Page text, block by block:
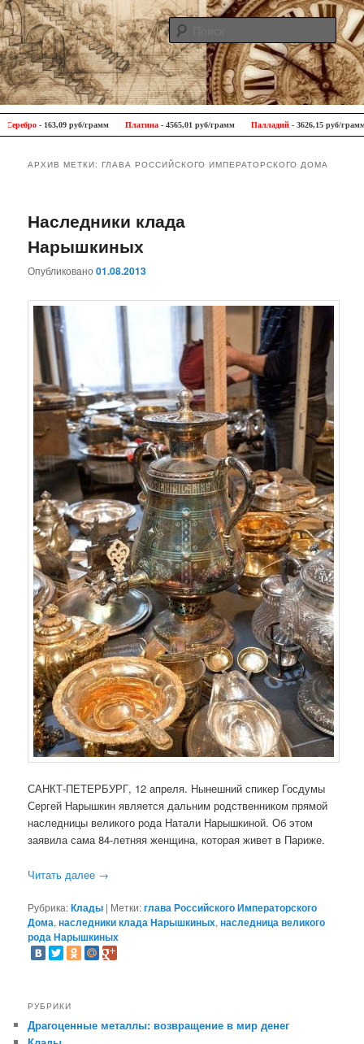
Antique Trip
Главное меню
Перейти к основному содержимому
Перейти к дополнительному содержимому
- 163,09 руб/грамм Платина- 4565,01 руб/грамм Палладий- 3626,15 руб/грамм
АРХИВ МЕТКИ:ГЛАВА РОССИЙСКОГО ИМПЕРАТОРСКОГО ДОМА
Наследники клада
Нарышкиных
Опубликовано01.08.2013
САНКТ-ПЕТЕРБУРГ, 12 апреля. Нынешний спикер Госдумы
Сергей Нарышкин является дальним родственником прямой
наследницы великого рода Натали Нарышкиной. Об этом
заявила сама 84-летняя женщина, которая живет в Париже.
Читать далее →
Рубрика:Клады | Метки:глава Российского Императорского
Дома,наследники клада Нарышкиных,наследница великого
рода Нарышкиных
РУБРИКИ
Драгоценные металлы: возвращение в мир денег